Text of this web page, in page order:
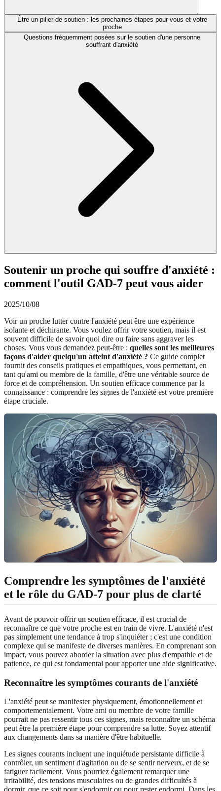
Être un pilier de soutien : les prochaines étapes pour vous et votre
proche
Questions fréquemment posées sur le soutien d'une personne
souffrant d'anxiété
Soutenir un proche qui souffre d'anxiété :
comment l'outil GAD-7 peut vous aider
2025/10/08
Voir un proche lutter contre l'anxiété peut être une expérience
isolante et déchirante. Vous voulez offrir votre soutien, mais il est
souvent difficile de savoir quoi dire ou faire sans aggraver les
choses. Vous vous demandez peut-être : quelles sont les meilleures
façons d'aider quelqu'un atteint d'anxiété ? Ce guide complet
fournit des conseils pratiques et empathiques, vous permettant, en
tant qu'ami ou membre de la famille, d'être une véritable source de
force et de compréhension. Un soutien efficace commence par la
connaissance : comprendre les signes de l'anxiété est votre première
étape cruciale.
Comprendre les symptômes de l'anxiété
et le rôle du GAD-7 pour plus de clarté
Avant de pouvoir offrir un soutien efficace, il est crucial de
reconnaître ce que votre proche est en train de vivre. L'anxiété n'est
pas simplement une tendance à trop s'inquiéter ; c'est une condition
complexe qui se manifeste de diverses manières. En comprenant son
impact, vous pouvez aborder la situation avec plus d'empathie et de
patience, ce qui est fondamental pour apporter une aide significative.
Reconnaître les symptômes courants de l'anxiété
L'anxiété peut se manifester physiquement, émotionnellement et
comportementalement. Votre ami ou membre de votre famille
pourrait ne pas ressentir tous ces signes, mais reconnaître un schéma
peut être la première étape pour comprendre sa lutte. Soyez attentif
aux changements dans sa manière d'être habituelle.
Les signes courants incluent une inquiétude persistante difficile à
contrôler, un sentiment d'agitation ou de se sentir nerveux, et de se
fatiguer facilement. Vous pourriez également remarquer une
irritabilité, des tensions musculaires ou de grandes difficultés à